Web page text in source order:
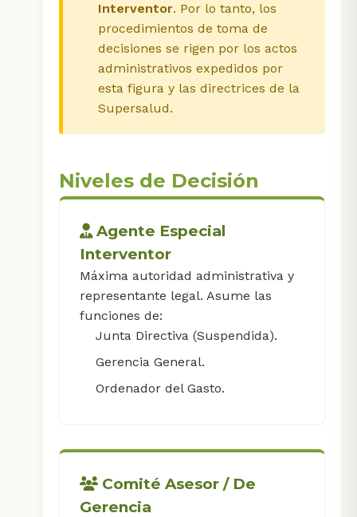
Interventor. Por lo tanto, los
procedimientos de toma de
decisiones se rigen por los actos
administrativos expedidos por
esta figura y las directrices de la
Supersalud.
Niveles de Decisión
Agente Especial
Interventor
Máxima autoridad administrativa y
representante legal. Asume las
funciones de:
Junta Directiva (Suspendida).
Gerencia General.
Ordenador del Gasto.
Comité Asesor / De
Gerencia